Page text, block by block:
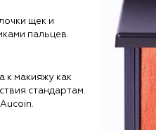
щек и
пальцев.
к макияжу как
стандартам.